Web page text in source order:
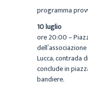
programma
10 luglio
ore 20:00 –
Lucca, contrada
conclude in
bandiere.